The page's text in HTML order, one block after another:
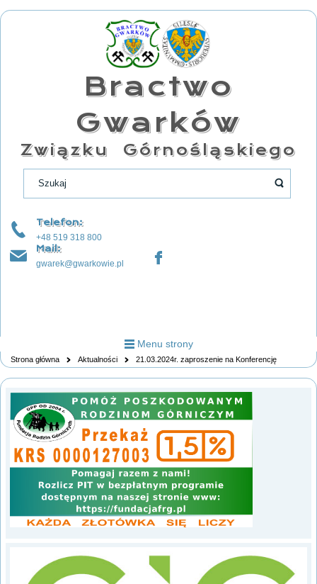
Bractwo
Gwarków
Związku Górnośląskiego
Telefon:
+48 519 318 800
Mail:
gwarek@gwarkowie.pl
Menu strony
Strona główna Aktualności 21.03.2024r. zaproszenie na Konferencję